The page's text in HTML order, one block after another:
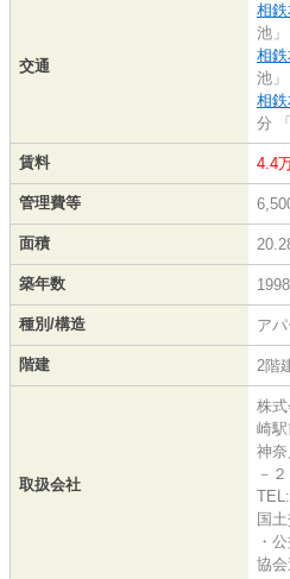
交通
相
池
相
池
相
分
賃料 4.4
管理費等
面積
築年数
種別/構造 ア
階建 2階
取扱会社
株
崎
神
－
国
・
協